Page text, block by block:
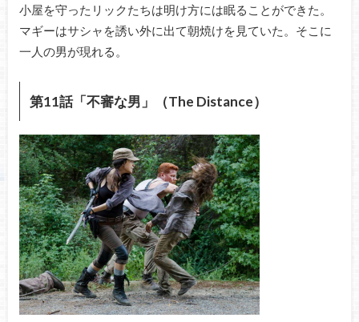
小屋を守ったリックたちは明け方には眠ることができた。
マギーはサシャを誘い外に出て朝焼けを見ていた。そこに
一人の男が現れる。
第11話「不審な男」（The Distance）